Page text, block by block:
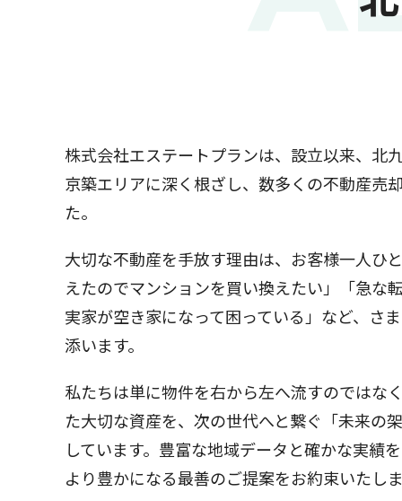
株式会社エステートプランは、設立以来、北
京築エリアに深く根ざし、数多くの不動産売
た。
大切な不動産を手放す理由は、お客様一人ひ
えたのでマンションを買い換えたい」「急な
実家が空き家になって困っている」など、さ
添います。
私たちは単に物件を右から左へ流すのではな
た大切な資産を、次の世代へと繋ぐ「未来の
しています。豊富な地域データと確かな実績
より豊かになる最善のご提案をお約束いたし